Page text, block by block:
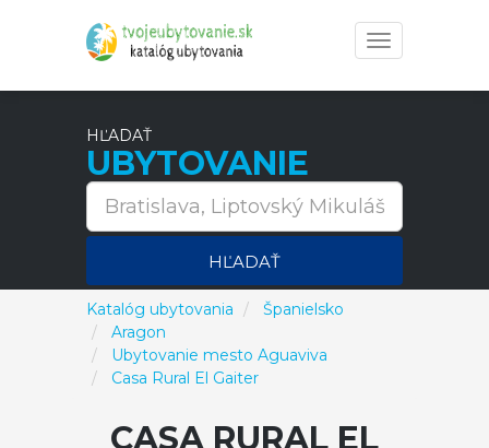
Toggle
navigation
HĽADAŤ
UBYTOVANIE
HĽADAŤ
Katalóg ubytovania
Španielsko
Aragon
Ubytovanie mesto Aguaviva
Casa Rural El Gaiter
CASA RURAL EL